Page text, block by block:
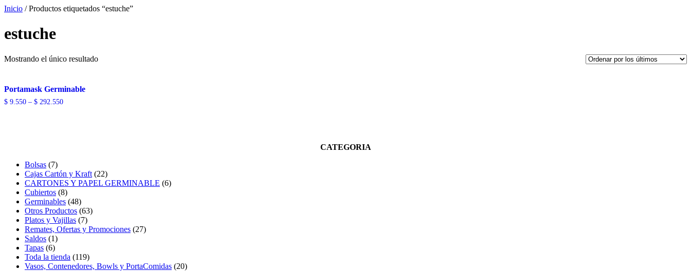
Inicio / Productos etiquetados “estuche”
estuche
Mostrando el único resultado
Portamask Germinable
$ 9.550 – $ 292.550
CATEGORIA
Bolsas 77
productos
Cajas Cartón y Kraft 2222
productos
CARTONES Y PAPEL GERMINABLE 66
Cubiertos 88
productos
Germinables 4848
productos
Otros Productos 6363
Platos y Vajillas 77
productos
Remates, Ofertas y Promociones 2727
Saldos 11
producto
Tapas 66
productos
Toda la tienda 119119
productos
Vasos, Contenedores, Bowls y PortaComidas 2020